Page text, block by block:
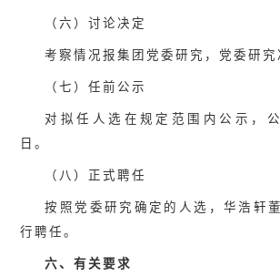
（六）讨论决定
考察情况报集团党委研究，党委研究
（七）任前公示
对拟任人选在规定范围内公示，
日。
（八）正式聘任
按照党委研究确定的人选，华浩轩
行聘任。
六、有关要求